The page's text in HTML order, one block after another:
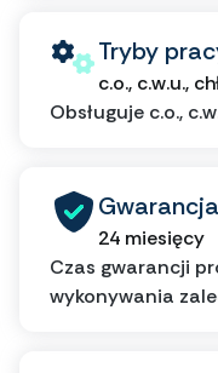
Tryby
c.o., c.w.u.,
Obsługuje c.o.,
24 miesięcy
Czas gwarancji
wykonywania